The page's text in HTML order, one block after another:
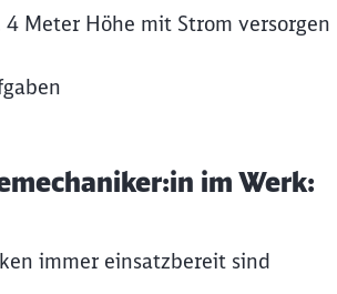
Meter Höhe mit Strom versorgen
im Werk:
immer einsatzbereit sind